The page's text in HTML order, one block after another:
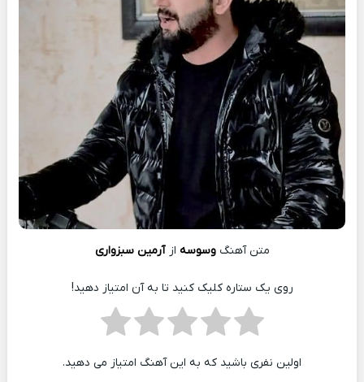
متن آهنگوسوسه از آرمین سبزواری
روی یک ستاره کلیک کنید تا به آن امتیاز دهید!
اولین نفری باشید که به این آهنگ امتیاز می دهید.